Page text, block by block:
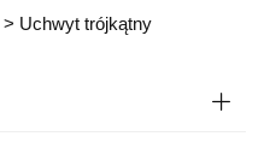
> Uchwyt trójkątny